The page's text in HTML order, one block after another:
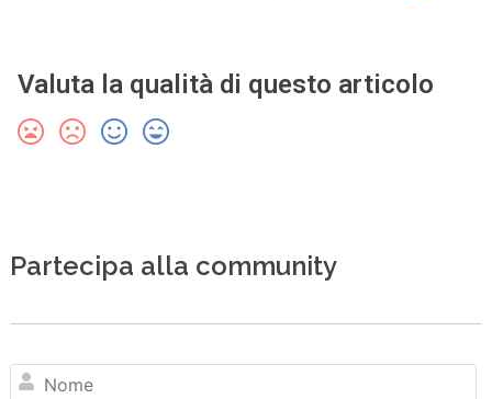
Valuta la qualità di questo articolo
Partecipa alla community